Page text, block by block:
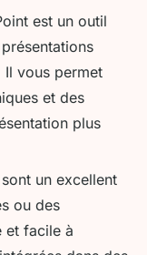
est un outil
Il vous permet
et des
plus
un excellent
ou des
et facile à